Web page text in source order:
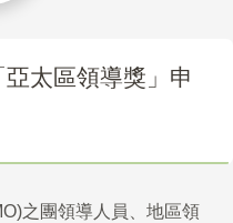
亞太區領導獎」申
之團領導人員、地區領